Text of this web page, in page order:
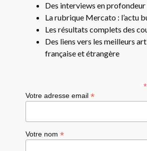
Des interviews en profondeur
La rubrique Mercato : l’actu
Les résultats complets des
Des liens vers les meilleurs
française et étrangère
*
Votre adresse email*
Votre nom*